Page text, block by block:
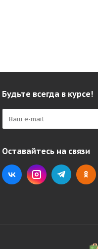
Будьте всегда в курсе!
Оставайтесь на связи